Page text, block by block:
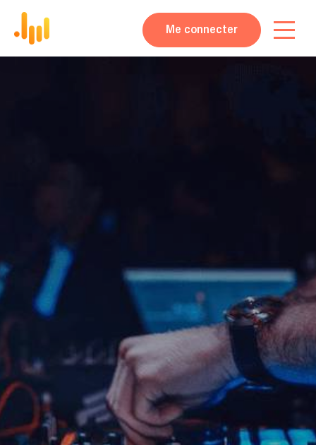
Me connecter